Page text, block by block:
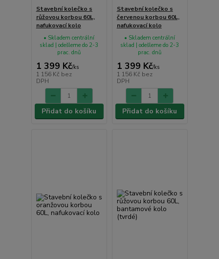
Stavební kolečko s
růžovou korbou 60L,
nafukovací kolo
1 399 Kč/ks
1 156 Kč bez
DPH
• Skladem centrální
sklad | odešleme do 2-3
prac. dnů
Přidat do košíku
Stavební kolečko s
červenou korbou 60L,
nafukovací kolo
1 399 Kč/ks
1 156 Kč bez
DPH
• Skladem centrální
sklad | odešleme do 2-3
prac. dnů
Přidat do košíku